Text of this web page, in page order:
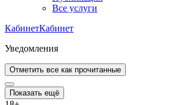
Все услуги
КабинетКабинет
Уведомления
Отметить все как прочитанные
Показать ещё